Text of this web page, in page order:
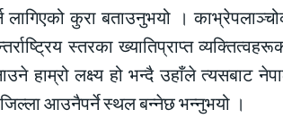
लागिएको कुरा बताउनुभयो ।
स्तरका ख्यातिप्राप्त
हाम्रो लक्ष्य हो भन्दै उहाँले त्यसबाट
आउनैपर्ने स्थल बन्नेछ भन्नुभयो ।